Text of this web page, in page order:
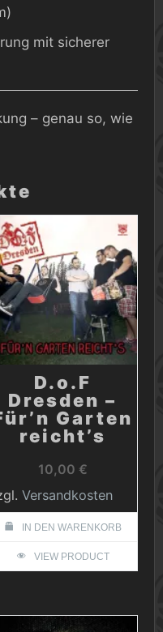
mit sicherer
– genau so, wie
D.o.F
Dresden –
Garten
reicht’s
10,00 €
Versandkosten
IN DEN WARENKORB
VIEW PRODUCT